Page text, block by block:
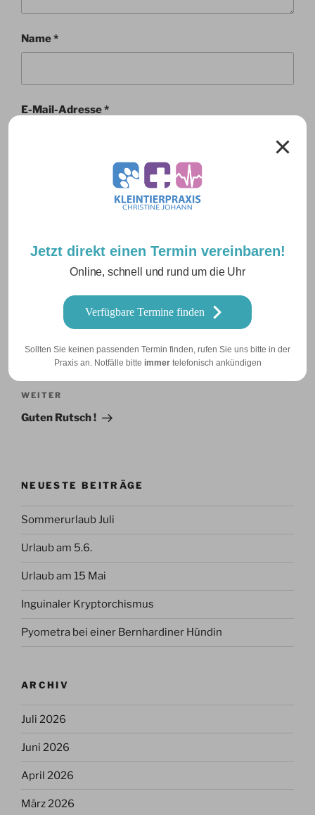
Jetzt direkt einen Termin vereinbaren!
Online, schnell und rund um die Uhr
Verfügbare Termine finden
Sollten Sie keinen passenden Termin finden, rufen Sie uns bitte in der
Praxis an. Notfälle bitte immertelefonisch ankündigen
Name*
E-Mail-Adresse*
Beitragsnavigation
Vorheriger
BeitragFrohe Weihnachten!
Nächster
Beitrag
WEITER
Guten Rutsch !
NEUESTE BEITRÄGE
Sommerurlaub Juli
Urlaub am 5.6.
Urlaub am 15 Mai
Inguinaler Kryptorchismus
Pyometra bei einer Bernhardiner Hündin
ARCHIV
Juli 2026
Juni 2026
April 2026
März 2026